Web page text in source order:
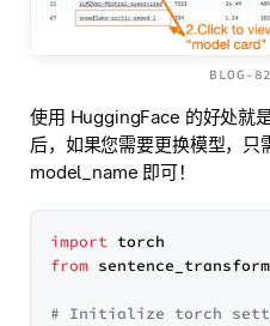
BLOG-
使用 HuggingFace 的好处就
后，如果您需要更换模型，只
model_name 即可！
import
from
# Initialize torch